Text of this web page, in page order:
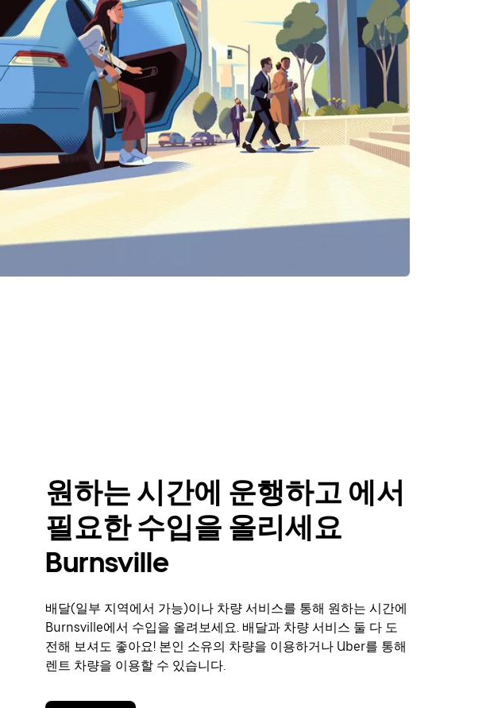
원하는 시간에 운행하고 에서
필요한 수입을 올리세요
Burnsville
배달(일부 지역에서 가능)이나 차량 서비스를 통해 원하는 시간에
Burnsville에서 수입을 올려보세요. 배달과 차량 서비스 둘 다 도
전해 보셔도 좋아요! 본인 소유의 차량을 이용하거나 Uber를 통해
렌트 차량을 이용할 수 있습니다.